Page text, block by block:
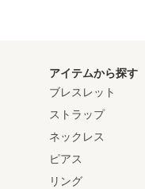
アイテムから探す
ブレスレット
ストラップ
ネックレス
ピアス
リング